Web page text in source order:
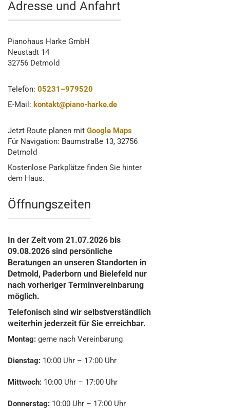
Adresse und Anfahrt
Pianohaus Harke GmbH
Neustadt 14
32756 Detmold
Telefon: 05231–979520
E-Mail: kontakt@piano-harke.de
Jetzt Route planen mit Google Maps
Für Navigation: Baumstraße 13, 32756
Detmold
Kostenlose Parkplätze finden Sie hinter
dem Haus.
Öffnungszeiten
In der Zeit vom 21.07.2026 bis
09.08.2026 sind persönliche
Beratungen an unseren Standorten in
Detmold, Paderborn und Bielefeld nur
nach vorheriger Terminvereinbarung
möglich.
Telefonisch sind wir selbstverständlich
weiterhin jederzeit für Sie erreichbar.
Montag: gerne nach Vereinbarung
Dienstag: 10:00 Uhr – 17:00 Uhr
Mittwoch: 10:00 Uhr – 17:00 Uhr
Donnerstag: 10:00 Uhr – 17:00 Uhr